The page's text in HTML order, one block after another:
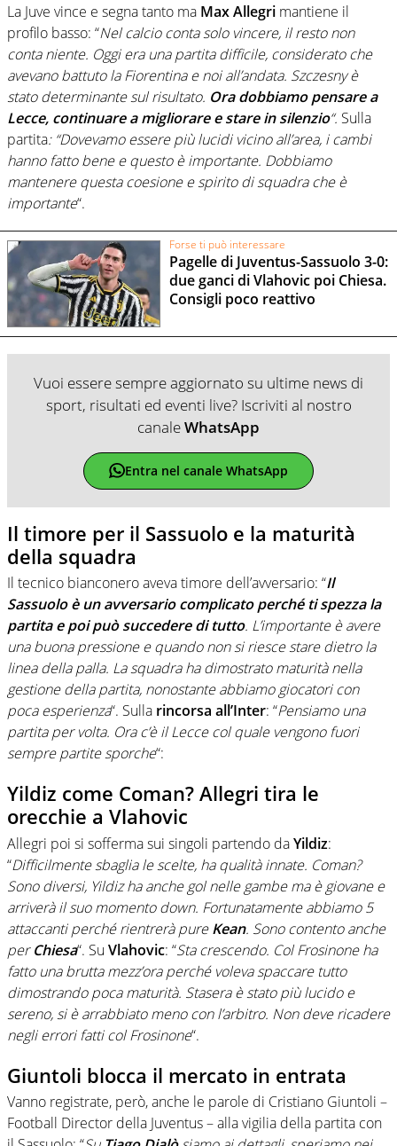
La Juve vince e segna tanto ma Max Allegri mantiene il
profilo basso: “Nel calcio conta solo vincere, il resto non
conta niente. Oggi era una partita difficile, considerato che
avevano battuto la Fiorentina e noi all’andata. Szczesny è
stato determinante sul risultato. Ora dobbiamo pensare a
Lecce, continuare a migliorare e stare in silenzio“. Sulla
partita: “Dovevamo essere più lucidi vicino all’area, i cambi
hanno fatto bene e questo è importante. Dobbiamo
mantenere questa coesione e spirito di squadra che è
importante“.
Forse ti può interessare
Pagelle di Juventus-Sassuolo 3-0:
due ganci di Vlahovic poi Chiesa.
Consigli poco reattivo
Vuoi essere sempre aggiornato su ultime news di
sport, risultati ed eventi live? Iscriviti al nostro
canaleWhatsApp
Entra nel canale WhatsApp
Il timore per il Sassuolo e la maturità
della squadra
Il tecnico bianconero aveva timore dell’avversario: “Il
Sassuolo è un avversario complicato perché ti spezza la
partita e poi può succedere di tutto. L’importante è avere
una buona pressione e quando non si riesce stare dietro la
linea della palla. La squadra ha dimostrato maturità nella
gestione della partita, nonostante abbiamo giocatori con
poca esperienza“. Sulla rincorsa all’Inter: “Pensiamo una
partita per volta. Ora c’è il Lecce col quale vengono fuori
sempre partite sporche“:
Yildiz come Coman? Allegri tira le
orecchie a Vlahovic
Allegri poi si sofferma sui singoli partendo daYildiz:
“Difficilmente sbaglia le scelte, ha qualità innate. Coman?
Sono diversi, Yildiz ha anche gol nelle gambe ma è giovane e
arriverà il suo momento down. Fortunatamente abbiamo 5
attaccanti perché rientrerà pureKean. Sono contento anche
perChiesa“. Su Vlahovic: “Sta crescendo. Col Frosinone ha
fatto una brutta mezz’ora perché voleva spaccare tutto
dimostrando poca maturità. Stasera è stato più lucido e
sereno, si è arrabbiato meno con l’arbitro. Non deve ricadere
negli errori fatti col Frosinone“.
Giuntoli blocca il mercato in entrata
Vanno registrate, però, anche le parole di Cristiano Giuntoli –
Football Director della Juventus – alla vigilia della partita con